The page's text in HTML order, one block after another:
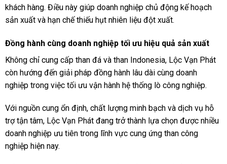
khách hàng. Điều này giúp doanh nghiệp chủ động kế hoạch
sản xuất và hạn chế thiếu hụt nhiên liệu đột xuất.
Đồng hành cùng doanh nghiệp tối ưu hiệu quả sản xuất
Không chỉ cung cấp than đá và than Indonesia, Lộc Vạn Phát
còn hướng đến giải pháp đồng hành lâu dài cùng doanh
nghiệp trong việc tối ưu vận hành hệ thống lò công nghiệp.
Với nguồn cung ổn định, chất lượng minh bạch và dịch vụ hỗ
trợ tận tâm, Lộc Vạn Phát đang trở thành lựa chọn được nhiều
doanh nghiệp ưu tiên trong lĩnh vực cung ứng than công
nghiệp hiện nay.